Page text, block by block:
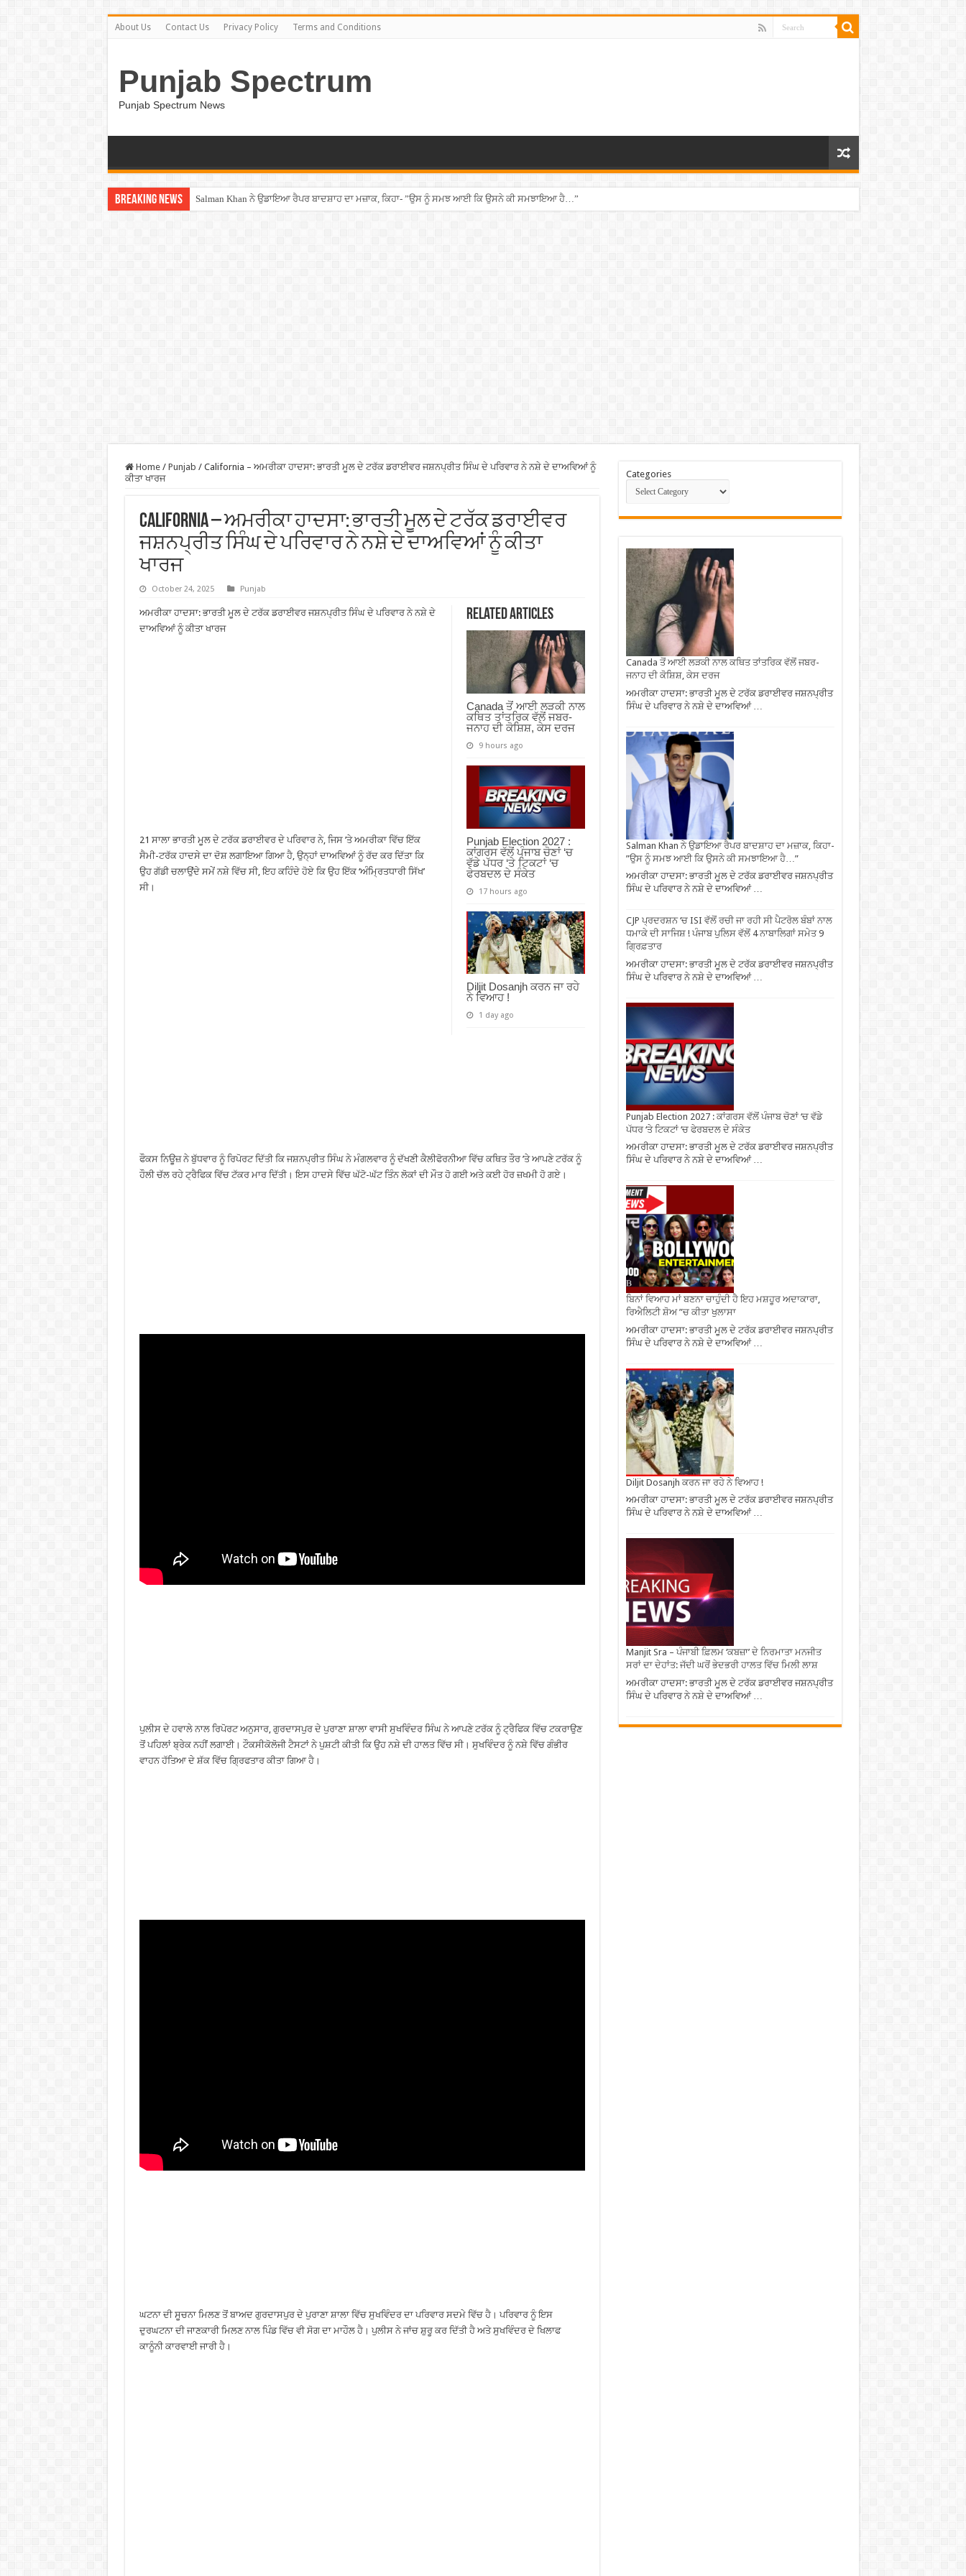
About Us Contact Us Privacy Policy Terms and Conditions
Punjab Spectrum
Punjab Spectrum News
Breaking News Salman Khan ਨੇ ਉਡਾਇਆ ਰੈਪਰ ਬਾਦਸ਼ਾਹ ਦਾ ਮਜ਼ਾਕ, ਕਿਹਾ- ”ਉਸ ਨੂੰ ਸਮਝ ਆਈ ਕਿ ਉਸਨੇ ਕੀ ਸਮਝਾਇਆ ਹੈ…”
Home / Punjab / California – ਅਮਰੀਕਾ ਹਾਦਸਾ: ਭਾਰਤੀ ਮੂਲ ਦੇ ਟਰੱਕ ਡਰਾਈਵਰ ਜਸ਼ਨਪ੍ਰੀਤ ਸਿੰਘ ਦੇ ਪਰਿਵਾਰ ਨੇ ਨਸ਼ੇ ਦੇ ਦਾਅਵਿਆਂ ਨੂੰ
ਕੀਤਾ ਖਾਰਜ
California – ਅਮਰੀਕਾ ਹਾਦਸਾ: ਭਾਰਤੀ ਮੂਲ ਦੇ ਟਰੱਕ ਡਰਾਈਵਰ
ਜਸ਼ਨਪ੍ਰੀਤ ਸਿੰਘ ਦੇ ਪਰਿਵਾਰ ਨੇ ਨਸ਼ੇ ਦੇ ਦਾਅਵਿਆਂ ਨੂੰ ਕੀਤਾ
ਖਾਰਜ
October 24, 2025 Punjab
Related Articles
Canada ਤੋਂ ਆਈ ਲੜਕੀ ਨਾਲ
ਕਥਿਤ ਤਾਂਤਰਿਕ ਵੱਲੋਂ ਜਬਰ-
ਜਨਾਹ ਦੀ ਕੋਸ਼ਿਸ਼, ਕੇਸ ਦਰਜ
9 hours ago
Punjab Election 2027 :
ਕਾਂਗਰਸ ਵੱਲੋਂ ਪੰਜਾਬ ਚੋਣਾਂ ‘ਚ
ਵੱਡੇ ਪੱਧਰ ‘ਤੇ ਟਿਕਟਾਂ ‘ਚ
ਫੇਰਬਦਲ ਦੇ ਸੰਕੇਤ
17 hours ago
Diljit Dosanjh ਕਰਨ ਜਾ ਰਹੇ
ਨੇ ਵਿਆਹ !
1 day ago
ਅਮਰੀਕਾ ਹਾਦਸਾ: ਭਾਰਤੀ ਮੂਲ ਦੇ ਟਰੱਕ ਡਰਾਈਵਰ ਜਸ਼ਨਪ੍ਰੀਤ ਸਿੰਘ ਦੇ ਪਰਿਵਾਰ ਨੇ ਨਸ਼ੇ ਦੇ
ਦਾਅਵਿਆਂ ਨੂੰ ਕੀਤਾ ਖਾਰਜ
21 ਸਾਲਾ ਭਾਰਤੀ ਮੂਲ ਦੇ ਟਰੱਕ ਡਰਾਈਵਰ ਦੇ ਪਰਿਵਾਰ ਨੇ, ਜਿਸ ’ਤੇ ਅਮਰੀਕਾ ਵਿੱਚ ਇੱਕ
ਸੈਮੀ-ਟਰੱਕ ਹਾਦਸੇ ਦਾ ਦੋਸ਼ ਲਗਾਇਆ ਗਿਆ ਹੈ, ਉਨ੍ਹਾਂ ਦਾਅਵਿਆਂ ਨੂੰ ਰੱਦ ਕਰ ਦਿੱਤਾ ਕਿ
ਉਹ ਗੱਡੀ ਚਲਾਉਂਦੇ ਸਮੇਂ ਨਸ਼ੇ ਵਿੱਚ ਸੀ, ਇਹ ਕਹਿੰਦੇ ਹੋਏ ਕਿ ਉਹ ਇੱਕ ‘ਅੰਮ੍ਰਿਤਧਾਰੀ ਸਿੱਖ’
ਸੀ।
ਫੌਕਸ ਨਿਊਜ਼ ਨੇ ਬੁੱਧਵਾਰ ਨੂੰ ਰਿਪੋਰਟ ਦਿੱਤੀ ਕਿ ਜਸ਼ਨਪ੍ਰੀਤ ਸਿੰਘ ਨੇ ਮੰਗਲਵਾਰ ਨੂੰ ਦੱਖਣੀ ਕੈਲੀਫੋਰਨੀਆ ਵਿੱਚ ਕਥਿਤ ਤੌਰ ’ਤੇ ਆਪਣੇ ਟਰੱਕ ਨੂੰ
ਹੌਲੀ ਚੱਲ ਰਹੇ ਟ੍ਰੈਫਿਕ ਵਿੱਚ ਟੱਕਰ ਮਾਰ ਦਿੱਤੀ। ਇਸ ਹਾਦਸੇ ਵਿੱਚ ਘੱਟੋ-ਘੱਟ ਤਿੰਨ ਲੋਕਾਂ ਦੀ ਮੌਤ ਹੋ ਗਈ ਅਤੇ ਕਈ ਹੋਰ ਜ਼ਖਮੀ ਹੋ ਗਏ।
ਪੁਲੀਸ ਦੇ ਹਵਾਲੇ ਨਾਲ ਰਿਪੋਰਟ ਅਨੁਸਾਰ, ਗੁਰਦਾਸਪੁਰ ਦੇ ਪੁਰਾਣਾ ਸ਼ਾਲਾ ਵਾਸੀ ਸੁਖਵਿੰਦਰ ਸਿੰਘ ਨੇ ਆਪਣੇ ਟਰੱਕ ਨੂੰ ਟ੍ਰੈਫਿਕ ਵਿੱਚ ਟਕਰਾਉਣ
ਤੋਂ ਪਹਿਲਾਂ ਬ੍ਰੇਕ ਨਹੀਂ ਲਗਾਈ। ਟੌਕਸੀਕੋਲੋਜੀ ਟੈਸਟਾਂ ਨੇ ਪੁਸ਼ਟੀ ਕੀਤੀ ਕਿ ਉਹ ਨਸ਼ੇ ਦੀ ਹਾਲਤ ਵਿੱਚ ਸੀ। ਸੁਖਵਿੰਦਰ ਨੂੰ ਨਸ਼ੇ ਵਿੱਚ ਗੰਭੀਰ
ਵਾਹਨ ਹੱਤਿਆ ਦੇ ਸ਼ੱਕ ਵਿੱਚ ਗ੍ਰਿਫਤਾਰ ਕੀਤਾ ਗਿਆ ਹੈ।
ਘਟਨਾ ਦੀ ਸੂਚਨਾ ਮਿਲਣ ਤੋਂ ਬਾਅਦ ਗੁਰਦਾਸਪੁਰ ਦੇ ਪੁਰਾਣਾ ਸ਼ਾਲਾ ਵਿੱਚ ਸੁਖਵਿੰਦਰ ਦਾ ਪਰਿਵਾਰ ਸਦਮੇ ਵਿੱਚ ਹੈ। ਪਰਿਵਾਰ ਨੂੰ ਇਸ
ਦੁਰਘਟਨਾ ਦੀ ਜਾਣਕਾਰੀ ਮਿਲਣ ਨਾਲ ਪਿੰਡ ਵਿੱਚ ਵੀ ਸੋਗ ਦਾ ਮਾਹੌਲ ਹੈ। ਪੁਲੀਸ ਨੇ ਜਾਂਚ ਸ਼ੁਰੂ ਕਰ ਦਿੱਤੀ ਹੈ ਅਤੇ ਸੁਖਵਿੰਦਰ ਦੇ ਖਿਲਾਫ
ਕਾਨੂੰਨੀ ਕਾਰਵਾਈ ਜਾਰੀ ਹੈ।
Categories
Canada ਤੋਂ ਆਈ ਲੜਕੀ ਨਾਲ ਕਥਿਤ ਤਾਂਤਰਿਕ ਵੱਲੋਂ ਜਬਰ-
ਜਨਾਹ ਦੀ ਕੋਸ਼ਿਸ਼, ਕੇਸ ਦਰਜ
ਅਮਰੀਕਾ ਹਾਦਸਾ: ਭਾਰਤੀ ਮੂਲ ਦੇ ਟਰੱਕ ਡਰਾਈਵਰ ਜਸ਼ਨਪ੍ਰੀਤ
ਸਿੰਘ ਦੇ ਪਰਿਵਾਰ ਨੇ ਨਸ਼ੇ ਦੇ ਦਾਅਵਿਆਂ …
Salman Khan ਨੇ ਉਡਾਇਆ ਰੈਪਰ ਬਾਦਸ਼ਾਹ ਦਾ ਮਜ਼ਾਕ, ਕਿਹਾ-
”ਉਸ ਨੂੰ ਸਮਝ ਆਈ ਕਿ ਉਸਨੇ ਕੀ ਸਮਝਾਇਆ ਹੈ…”
ਅਮਰੀਕਾ ਹਾਦਸਾ: ਭਾਰਤੀ ਮੂਲ ਦੇ ਟਰੱਕ ਡਰਾਈਵਰ ਜਸ਼ਨਪ੍ਰੀਤ
ਸਿੰਘ ਦੇ ਪਰਿਵਾਰ ਨੇ ਨਸ਼ੇ ਦੇ ਦਾਅਵਿਆਂ …
CJP ਪ੍ਰਦਰਸ਼ਨ ‘ਚ ISI ਵੱਲੋਂ ਰਚੀ ਜਾ ਰਹੀ ਸੀ ਪੈਟਰੋਲ ਬੰਬਾਂ ਨਾਲ
ਧਮਾਕੇ ਦੀ ਸਾਜਿਸ਼ ! ਪੰਜਾਬ ਪੁਲਿਸ ਵੱਲੋਂ 4 ਨਾਬਾਲਿਗਾਂ ਸਮੇਤ 9
ਗ੍ਰਿਫ਼ਤਾਰ
ਅਮਰੀਕਾ ਹਾਦਸਾ: ਭਾਰਤੀ ਮੂਲ ਦੇ ਟਰੱਕ ਡਰਾਈਵਰ ਜਸ਼ਨਪ੍ਰੀਤ
ਸਿੰਘ ਦੇ ਪਰਿਵਾਰ ਨੇ ਨਸ਼ੇ ਦੇ ਦਾਅਵਿਆਂ …
Punjab Election 2027 : ਕਾਂਗਰਸ ਵੱਲੋਂ ਪੰਜਾਬ ਚੋਣਾਂ ‘ਚ ਵੱਡੇ
ਪੱਧਰ ‘ਤੇ ਟਿਕਟਾਂ ‘ਚ ਫੇਰਬਦਲ ਦੇ ਸੰਕੇਤ
ਅਮਰੀਕਾ ਹਾਦਸਾ: ਭਾਰਤੀ ਮੂਲ ਦੇ ਟਰੱਕ ਡਰਾਈਵਰ ਜਸ਼ਨਪ੍ਰੀਤ
ਸਿੰਘ ਦੇ ਪਰਿਵਾਰ ਨੇ ਨਸ਼ੇ ਦੇ ਦਾਅਵਿਆਂ …
ਬਿਨਾਂ ਵਿਆਹ ਮਾਂ ਬਣਨਾ ਚਾਹੁੰਦੀ ਹੈ ਇਹ ਮਸ਼ਹੂਰ ਅਦਾਕਾਰਾ,
ਰਿਐਲਿਟੀ ਸ਼ੋਅ ”ਚ ਕੀਤਾ ਖੁਲਾਸਾ
ਅਮਰੀਕਾ ਹਾਦਸਾ: ਭਾਰਤੀ ਮੂਲ ਦੇ ਟਰੱਕ ਡਰਾਈਵਰ ਜਸ਼ਨਪ੍ਰੀਤ
ਸਿੰਘ ਦੇ ਪਰਿਵਾਰ ਨੇ ਨਸ਼ੇ ਦੇ ਦਾਅਵਿਆਂ …
Diljit Dosanjh ਕਰਨ ਜਾ ਰਹੇ ਨੇ ਵਿਆਹ !
ਅਮਰੀਕਾ ਹਾਦਸਾ: ਭਾਰਤੀ ਮੂਲ ਦੇ ਟਰੱਕ ਡਰਾਈਵਰ ਜਸ਼ਨਪ੍ਰੀਤ
ਸਿੰਘ ਦੇ ਪਰਿਵਾਰ ਨੇ ਨਸ਼ੇ ਦੇ ਦਾਅਵਿਆਂ …
Manjit Sra – ਪੰਜਾਬੀ ਫ਼ਿਲਮ ‘ਕਬਜ਼ਾ’ ਦੇ ਨਿਰਮਾਤਾ ਮਨਜੀਤ
ਸਰਾਂ ਦਾ ਦੇਹਾਂਤ: ਜੱਦੀ ਘਰੋਂ ਭੇਦਭਰੀ ਹਾਲਤ ਵਿੱਚ ਮਿਲੀ ਲਾਸ਼
ਅਮਰੀਕਾ ਹਾਦਸਾ: ਭਾਰਤੀ ਮੂਲ ਦੇ ਟਰੱਕ ਡਰਾਈਵਰ ਜਸ਼ਨਪ੍ਰੀਤ
ਸਿੰਘ ਦੇ ਪਰਿਵਾਰ ਨੇ ਨਸ਼ੇ ਦੇ ਦਾਅਵਿਆਂ …